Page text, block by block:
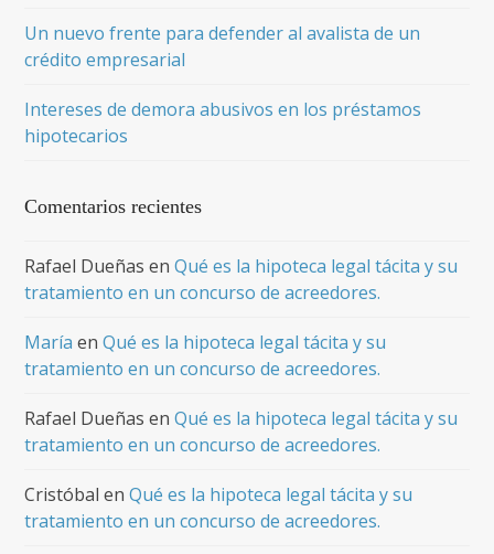
Un nuevo frente para defender al avalista de un
crédito empresarial
Intereses de demora abusivos en los préstamos
hipotecarios
Comentarios recientes
Rafael Dueñas enQué es la hipoteca legal tácita y su
tratamiento en un concurso de acreedores.
María enQué es la hipoteca legal tácita y su
tratamiento en un concurso de acreedores.
Rafael Dueñas enQué es la hipoteca legal tácita y su
tratamiento en un concurso de acreedores.
Cristóbal enQué es la hipoteca legal tácita y su
tratamiento en un concurso de acreedores.